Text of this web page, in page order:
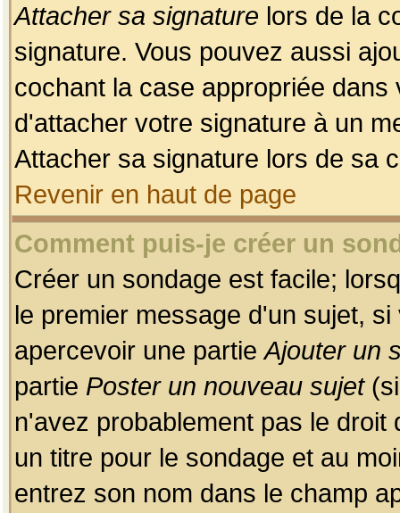
Attacher sa signature lors de la
signature. Vous pouvez aussi
cochant la case appropriée
d'attacher votre signature à un
Attacher sa signature lors de sa
Revenir en haut de page
Comment puis-je créer un
Créer un sondage est facile;
le premier message d'un sujet,
apercevoir une partieAjouter un
partie Poster un nouveau sujet(si
n'avez probablement pas le
un titre pour le sondage et au
entrez son nom dans le champ